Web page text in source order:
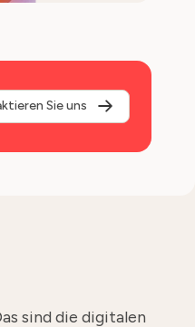
Sie uns
sind die digitalen